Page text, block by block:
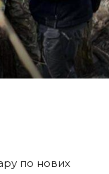
по нових